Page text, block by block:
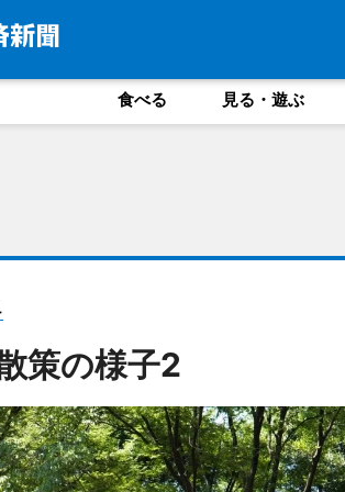
食べる 見る・遊ぶ
策の様子2